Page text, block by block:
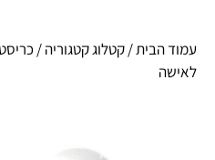
עמוד הבית/קטלוג קטגוריה
לאישה